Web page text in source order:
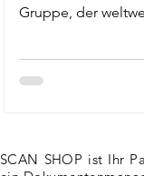
Gruppe, der
SCAN SHOP ist Ihr